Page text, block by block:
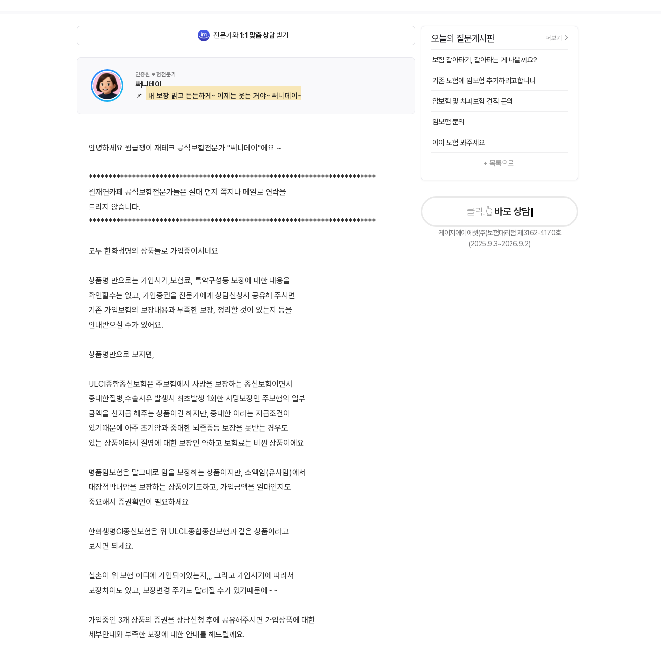
전문가와1:1 맞춤 상담받기
인증된 보험전문가
써니데이
📌 내 보장 밝고 든든하게~ 이제는 웃는 거야~ 써니데이~
안녕하세요 월급쟁이 재테크 공식보험전문가 "써니데이"에요.~
*************************************************************************
월재연카페 공식보험전문가들은 절대 먼저 쪽지나 메일로 연락을
드리지 않습니다.
*************************************************************************
모두 한화생명의 상품들로 가입중이시네요
상품명 만으로는 가입시기,보험료, 특약구성등 보장에 대한 내용을
확인할수는 없고, 가입증권을 전문가에게 상담신청시 공유해 주시면
기존 가입보험의 보장내용과 부족한 보장, 정리할 것이 있는지 등을
안내받으실 수가 있어요.
상품명만으로 보자면,
ULCI종합종신보험은 주보험에서 사망을 보장하는 종신보험이면서
중대한질병,수술사유 발생시 최초발생 1회한 사망보장인 주보험의 일부
금액을 선지급 해주는 상품이긴 하지만, 중대한 이라는 지급조건이
있기때문에 아주 초기암과 중대한 뇌졸중등 보장을 못받는 경우도
있는 상품이라서 질병에 대한 보장인 약하고 보험료는 비싼 상품이에요
명품암보험은 말그대로 암을 보장하는 상품이지만, 소액암(유사암)에서
대장점막내암을 보장하는 상품이기도하고, 가입금액을 얼마인지도
중요해서 증권확인이 필요하세요
한화생명CI종신보험은 위 ULCL종합종신보험과 같은 상품이라고
보시면 되세요.
실손이 위 보험 어디에 가입되어있는지,,, 그리고 가입시기에 따라서
보장차이도 있고, 보장변경 주기도 달라질 수가 있기때문에~~
가입중인 3개 상품의 증권을 상담신청 후에 공유해주시면 가입상품에 대한
세부안내와 부족한 보장에 대한 안내를 해드릴께요.
오늘의 질문게시판 더보기
보험 갈아타기, 갈아타는 게 나을까요?
기존 보험에 암보험 추가하려고합니다
암보험 및 치과보험 견적 문의
암보험 문의
아이 보험 봐주세요
+ 목록으로
바로 상담신청하기
케이지에이에셋(주)보험대리점 제3162-4170호
(2025.9.3~2026.9.2)